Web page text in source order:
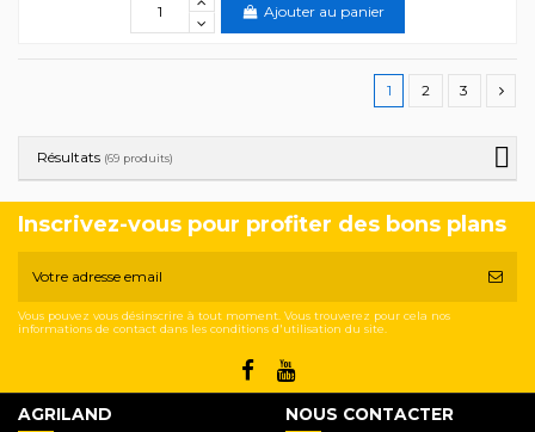
Ajouter au panier
1 2 3
Résultats (69 produits)
Inscrivez-vous pour profiter des bons plans
Vous pouvez vous désinscrire à tout moment. Vous trouverez pour cela nos
informations de contact dans les conditions d'utilisation du site.
AGRILAND NOUS CONTACTER